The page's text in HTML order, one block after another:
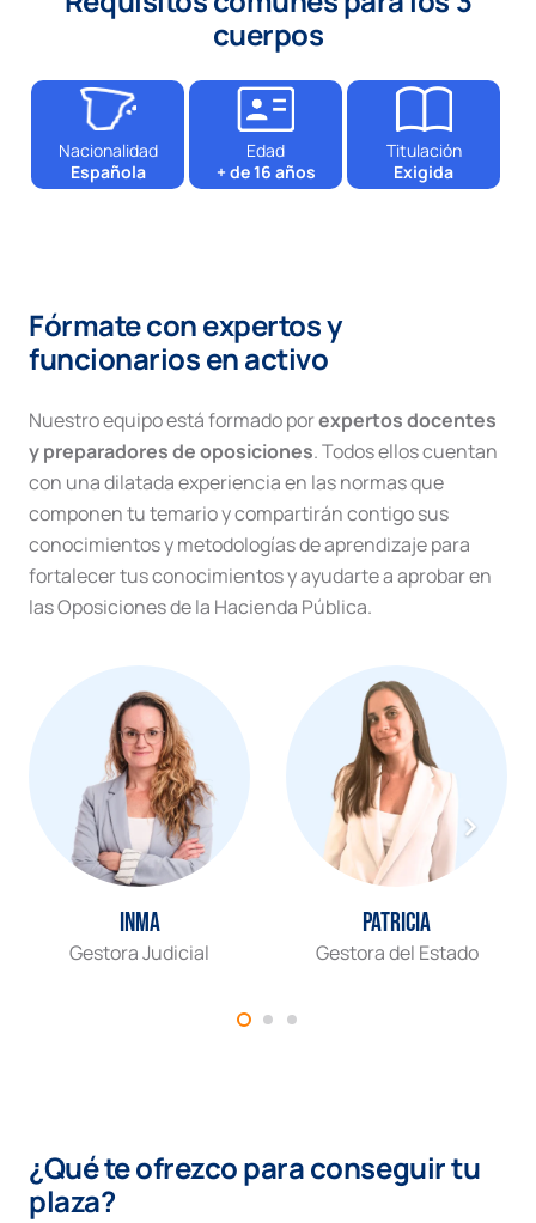
cuerpos
Nacionalidad
Española
Edad
+ de 16 años
Titulación
Exigida
Fórmate con expertos y
funcionarios en activo
Nuestro equipo está formado porexpertos docentes
y preparadores de oposiciones. Todos ellos cuentan
con una dilatada experiencia en las normas que
componen tu temario y compartirán contigo sus
conocimientos y metodologías de aprendizaje para
fortalecer tus conocimientos y ayudarte a aprobar en
las Oposiciones de la Hacienda Pública.
Inma
Gestora Judicial
Patricia
Gestora del Estado
¿Qué te ofrezco para conseguir tu
plaza?